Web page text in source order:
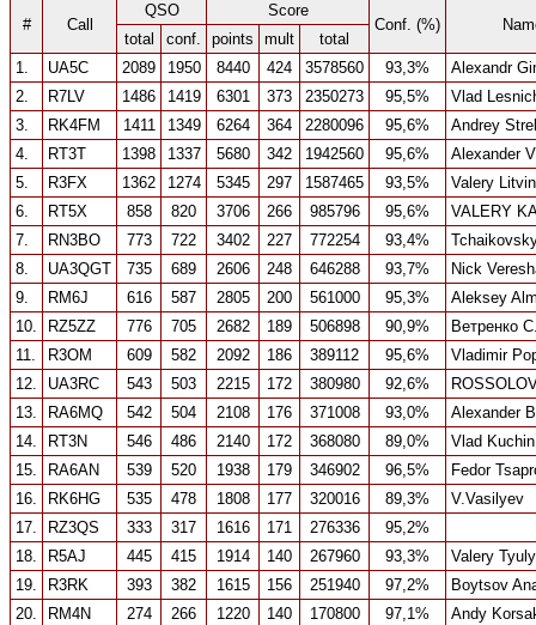
# Call
QSO
Score
Conf. (%)
total
conf. points mult
total
1.
UA5C 2089 1950 8440 424 3578560 93,3%
Alexandr
2.
R7LV 1486 1419 6301 373 2350273 95,5%
Vlad
3.
RK4FM 1411 1349 6264 364 2280096 95,6%
Andrey
4.
RT3T 1398 1337 5680 342 1942560 95,6%
Alexander
5.
R3FX 1362 1274 5345 297 1587465 93,5%
Valery
6.
RT5X 858 820 3706 266 985796 95,6%
VALERY
7.
RN3BO 773 722 3402 227 772254 93,4%
8.
UA3QGT 735 689 2606 248 646288 93,7%
Nick
9.
RM6J 616 587 2805 200 561000 95,3%
Aleksey
10.
RZ5ZZ 776 705 2682 189 506898 90,9%
Ветренко
11.
R3OM 609 582 2092 186 389112 95,6%
Vladimir
12.
UA3RC 543 503 2215 172 380980 92,6%
13.
RA6MQ 542 504 2108 176 371008 93,0%
Alexander
14.
RT3N 546 486 2140 172 368080 89,0%
Vlad Kuchin
15.
RA6AN 539 520 1938 179 346902 96,5%
Fedor
16.
RK6HG 535 478 1808 177 320016 89,3%
V.Vasilyev
17.
RZ3QS 333 317 1616 171 276336
95,2%
18.
R5AJ 445 415 1914 140 267960 93,3%
Valery
19.
R3RK 393 382 1615 156 251940 97,2%
Boytsov
20.
RM4N 274 266 1220 140 170800 97,1%
Andy